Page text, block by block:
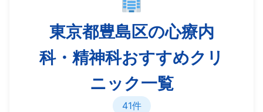
東京都豊島区の心療内
科・精神科おすすめクリ
ニック一覧
41件